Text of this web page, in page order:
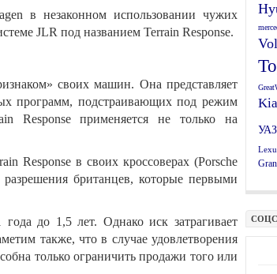
Kia
УАЗ
в незаконном использовании чужих
JLR под названием Terrain Response.
своих машин. Она представляет
программ, подстраивающих под режим
Response применяется не только на
Response в своих кроссоверах (Porsche
британцев, которые первыми
до 1,5 лет. Однако иск затрагивает
также, что в случае удовлетворения
только ограничить продажи того или